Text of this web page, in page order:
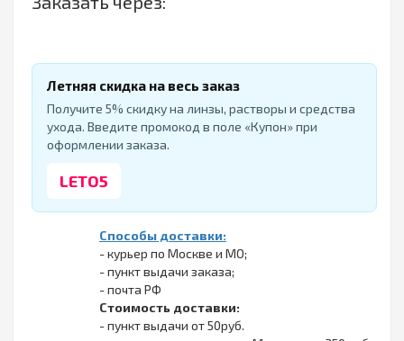
Летняя скидка на весь заказ
Получите 5% скидку на линзы, растворы и средства
ухода. Введите промокод в поле «Купон» при
оформлении заказа.
LETO5
Способы доставки:
- курьер по Москве и МО;
- пункт выдачи заказа;
- почта РФ
Стоимость доставки:
- пункт выдачи от 50руб.